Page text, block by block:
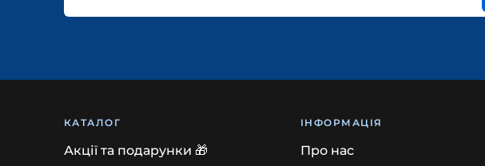
КАТАЛОГ
Акції та подарунки 🎁
ІНФОРМАЦІЯ
Про нас